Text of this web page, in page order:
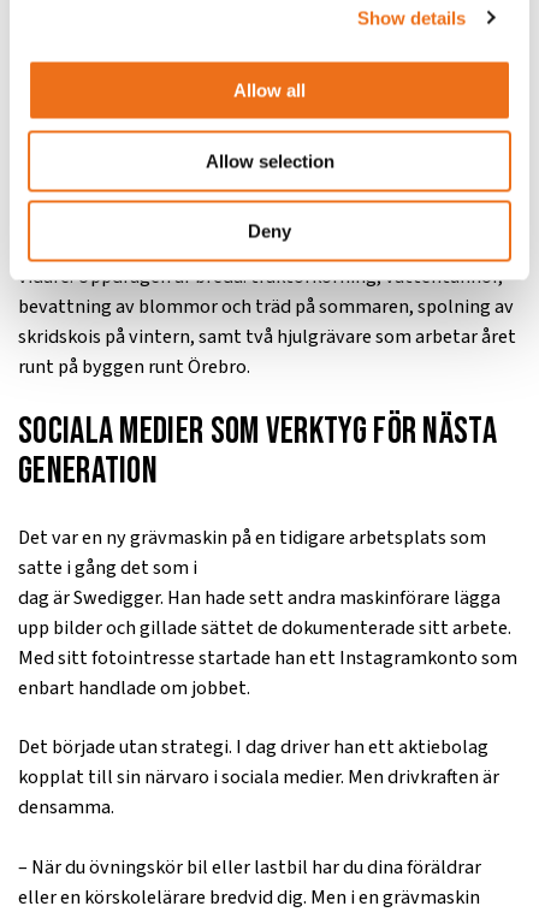
Show details
Allow all
Allow selection
Deny
Gerhards Maskin och Entreprenad har rötter från
femtiotalet, då traktorer, bland annat Nuffield, såldes av
grundarens farfar. Nästa generation drev Maskincentralen
utanför Örebro.
I dag är det tredje generationen som driver verksamheten
vidare. Uppdragen är breda: traktorkörning, vattentunnor,
bevattning av blommor och träd på sommaren, spolning av
skridskois på vintern, samt två hjulgrävare som arbetar året
runt på byggen runt Örebro.
Sociala medier som verktyg för nästa
generation
Det var en ny grävmaskin på en tidigare arbetsplats som
satte i gång det som i
dag är Swedigger. Han hade sett andra maskinförare lägga
upp bilder och gillade sättet de dokumenterade sitt arbete.
Med sitt fotointresse startade han ett Instagramkonto som
enbart handlade om jobbet.
Det började utan strategi. I dag driver han ett aktiebolag
kopplat till sin närvaro i sociala medier. Men drivkraften är
densamma.
– När du övningskör bil eller lastbil har du dina föräldrar
eller en körskolelärare bredvid dig. Men i en grävmaskin